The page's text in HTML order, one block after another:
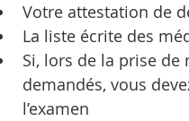
Votre attestation de
La liste écrite des
Si, lors de la prise
demandés, vous
l’examen